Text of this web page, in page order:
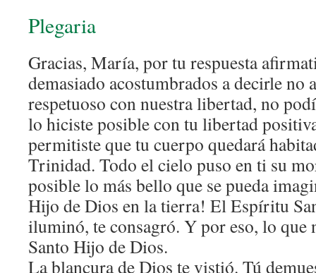
Plegaria
Gracias, María, por tu respuesta
demasiado acostumbrados a decirle no
respetuoso con nuestra libertad, no
lo hiciste posible con tu libertad
permitiste que tu cuerpo quedará
Trinidad. Todo el cielo puso en ti su
posible lo más bello que se pueda
Hijo de Dios en la tierra! El Espíritu
iluminó, te consagró. Y por eso, lo que
Santo Hijo de Dios.
La blancura de Dios te vistió. Tú